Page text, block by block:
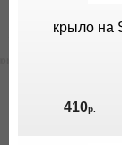
крыло на
410р.